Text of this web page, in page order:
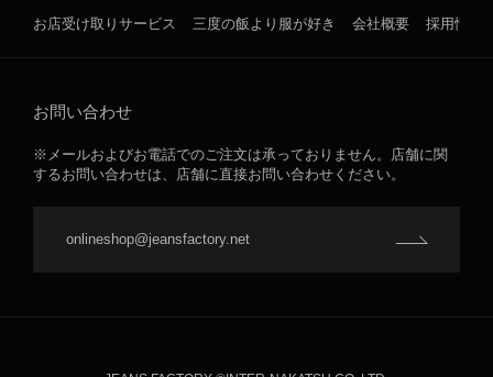
お店受け取りサービス 三度の飯より服が好き 会社概要 採用情報
お問い合わせ
※メールおよびお電話でのご注文は承っておりません。店舗に関
するお問い合わせは、店舗に直接お問い合わせください。
onlineshop@jeansfactory.net